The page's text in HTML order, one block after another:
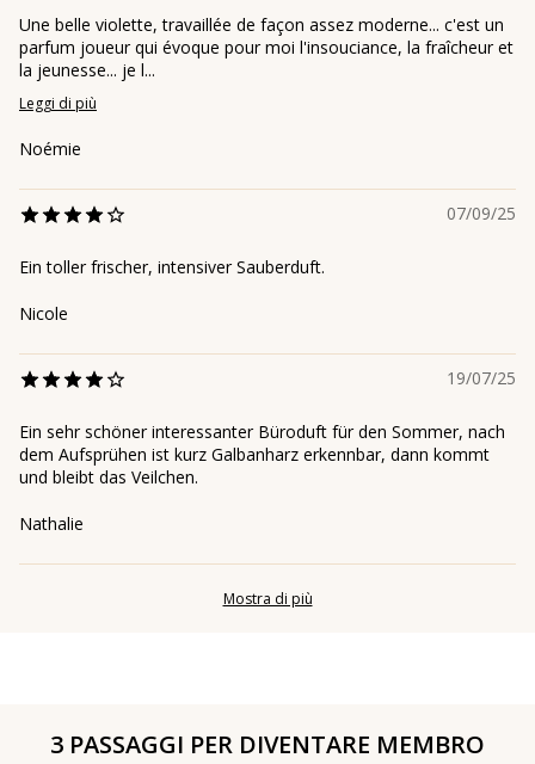
Une belle violette, travaillée de façon assez moderne... c'est un
parfum joueur qui évoque pour moi l'insouciance, la fraîcheur et
la jeunesse... je l...
Leggi di più
Noémie
07/09/25
Ein toller frischer, intensiver Sauberduft.
Nicole
19/07/25
Ein sehr schöner interessanter Büroduft für den Sommer, nach
dem Aufsprühen ist kurz Galbanharz erkennbar, dann kommt
und bleibt das Veilchen.
Nathalie
Mostra di più
3 PASSAGGI PER DIVENTARE MEMBRO